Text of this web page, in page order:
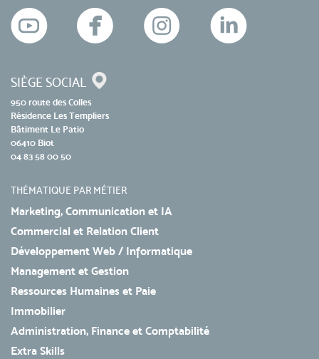
SIÈGE SOCIAL
950 route des Colles
Résidence Les Templiers
Bâtiment Le Patio
06410 Biot
04 83 58 00 50
THÉMATIQUE PAR MÉTIER
Marketing, Communication et IA
Commercial et Relation Client
Développement Web / Informatique
Management et Gestion
Ressources Humaines et Paie
Immobilier
Administration, Finance et Comptabilité
Extra Skills